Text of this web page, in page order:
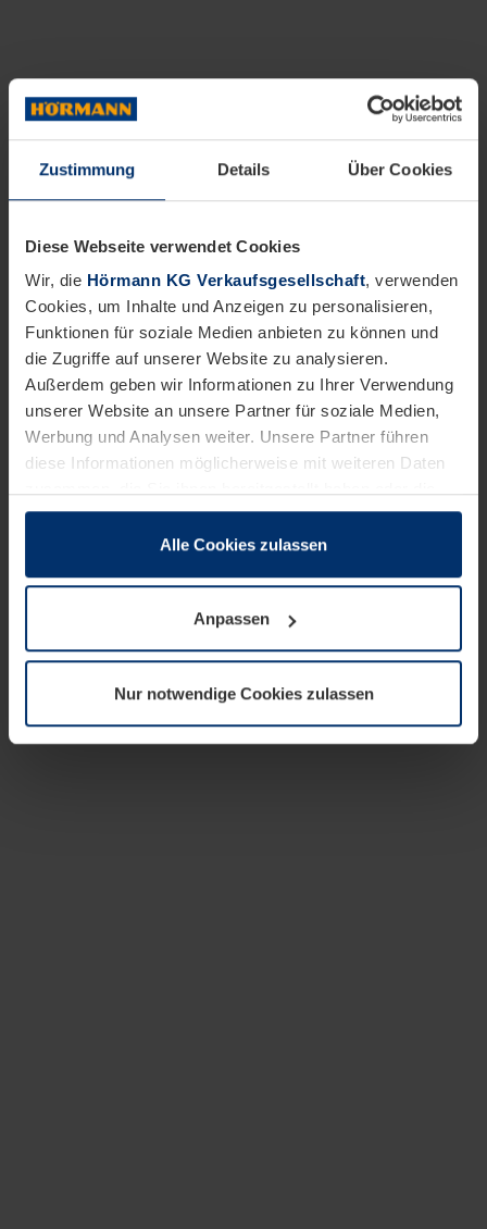
Zustimmung Details Über Cookies
Diese Webseite verwendet Cookies
Wir, die Hörmann KG Verkaufsgesellschaft, verwenden
Cookies, um Inhalte und Anzeigen zu personalisieren,
Funktionen für soziale Medien anbieten zu können und
die Zugriffe auf unserer Website zu analysieren.
Außerdem geben wir Informationen zu Ihrer Verwendung
unserer Website an unsere Partner für soziale Medien,
Werbung und Analysen weiter. Unsere Partner führen
diese Informationen möglicherweise mit weiteren Daten
sie im Rahmen Ihrer Nutzung der Dienste gesammelt
wenn diese für den Betrieb dieser Seite unbedingt
notwendig sind. Für alle anderen Cookie-Typen benötigen
wir Ihre Erlaubnis. Ihre Einwilligung können Sie jederzeit
Datenschutzerklärungunserer Website ändern oder
widerrufen.
Alle Cookies zulassen
Anpassen
Nur notwendige Cookies zulassen